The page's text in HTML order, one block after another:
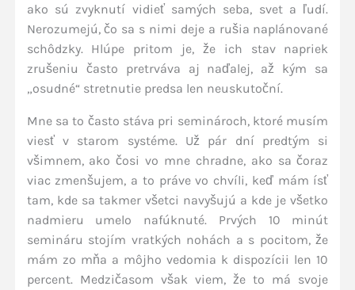
ako sú zvyknutí vidieť samých seba, svet a ľudí.
Nerozumejú, čo sa s nimi deje a rušia naplánované
schôdzky. Hlúpe pritom je, že ich stav napriek
zrušeniu často pretrváva aj naďalej, až kým sa
„osudné“ stretnutie predsa len neuskutoční.
Mne sa to často stáva pri seminároch, ktoré musím
viesť v starom systéme. Už pár dní predtým si
všimnem, ako čosi vo mne chradne, ako sa čoraz
viac zmenšujem, a to práve vo chvíli, keď mám ísť
tam, kde sa takmer všetci navyšujú a kde je všetko
nadmieru umelo nafúknuté. Prvých 10 minút
semináru stojím vratkých nohách a s pocitom, že
mám zo mňa a môjho vedomia k dispozícii len 10
percent. Medzičasom však viem, že to má svoje